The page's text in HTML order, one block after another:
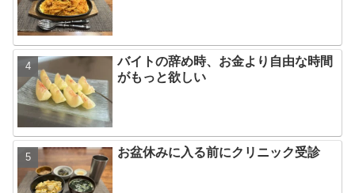
バイトの辞め時、お金より自由な時間
がもっと欲しい
お盆休みに入る前にクリニック受診